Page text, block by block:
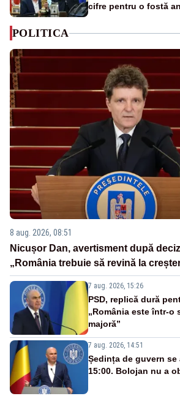
cifre pentru o fostă
POLITICA
8 aug. 2026, 08:51
Nicușor Dan, avertisment după
„România trebuie să revină la
7 aug. 2026, 15:26
PSD, replică dură
„România este într-o
majoră”
7 aug. 2026, 14:51
Ședința de guvern se
15:00. Bolojan nu a